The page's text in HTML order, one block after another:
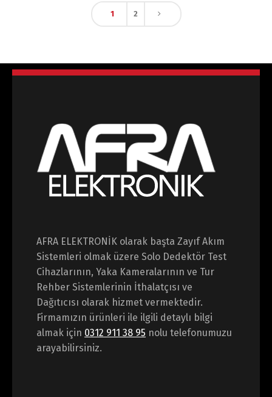
1 2
AFRA ELEKTRONİK olarak başta Zayıf Akım
Sistemleri olmak üzere Solo Dedektör Test
Cihazlarının, Yaka Kameralarının ve Tur
Rehber Sistemlerinin İthalatçısı ve
Dağıtıcısı olarak hizmet vermektedir.
Firmamızın ürünleri ile ilgili detaylı bilgi
almak için 0312 911 38 95 nolu telefonumuzu
arayabilirsiniz.